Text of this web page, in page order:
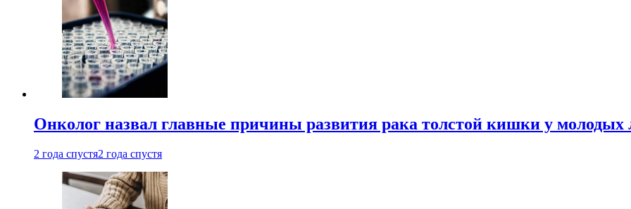
Онколог назвал главные причины развития рака толстой кишки у молодых
2 года спустя2 года спустя